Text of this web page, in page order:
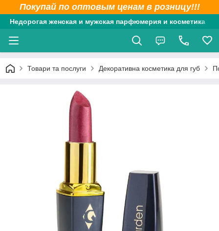
Покупай по оптовым ценам в розницу!!!
Недорогая женская и мужская парфюмерия и косметика
Товари та послуги Декоративна косметика для губ